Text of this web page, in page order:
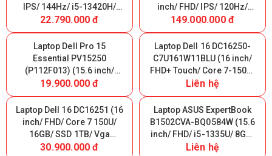
IPS/ 144Hz/ i5-13420H/
8GB/ SSD 512GB/ RTX 3050
4GB/ W11H/ Xám/ Balo)
22.790.000 đ
inch/ FHD/ IPS/ 120Hz/
Core 3-100U/ 8GB/ SSD
512GB/ Ubuntu/ Black)
Nhập Khẩu
149.000.000 đ
Laptop Dell Pro 15
Essential PV15250
(P112F013) (15.6 inch/
FHD/ IPS/ 120Hz/ i7-
1355U/ 8GB DDR5/ SSD
512GB/ Ubuntu/ Carbon
Black) Nhập Khẩu
19.900.000 đ
Laptop Dell 16 DC16250-
C7U161W11BLU (16 inch/
FHD+ Touch/ Core 7-150U/
16GB/ SSD 1TB/ WIN11/
Office 2024/ Black)
Liên hệ
Laptop Dell 16 DC16251 (16
inch/ FHD/ Core 7 150U/
16GB/ SSD 1TB/ Vga
MX570A 2GB/ Win 11/ Màu
30.900.000 đ
Laptop ASUS ExpertBook
B1502CVA-BQ0584W (15.6
inch/ FHD/ i5-1335U/ 8GB/
SSD M.2 512GB/ WIN11H/
Liên hệ